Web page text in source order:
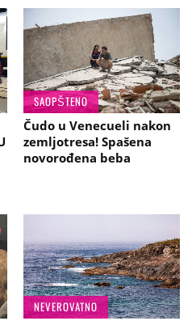
SAOPŠTENO
Čudo u Venecueli nakon
zemljotresa! Spašena
novorođena beba
NEVEROVATNO